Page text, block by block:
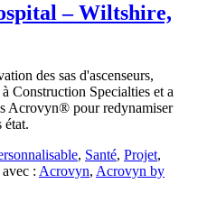
– Wiltshire,
des sas d'ascenseurs,
Construction Specialties et a
Acrovyn® pour redynamiser
état.
, Santé, Projet,
: Acrovyn, Acrovyn by